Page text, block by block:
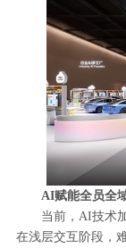
AI赋能全员全
当前，AI技术
在浅层交互阶段，